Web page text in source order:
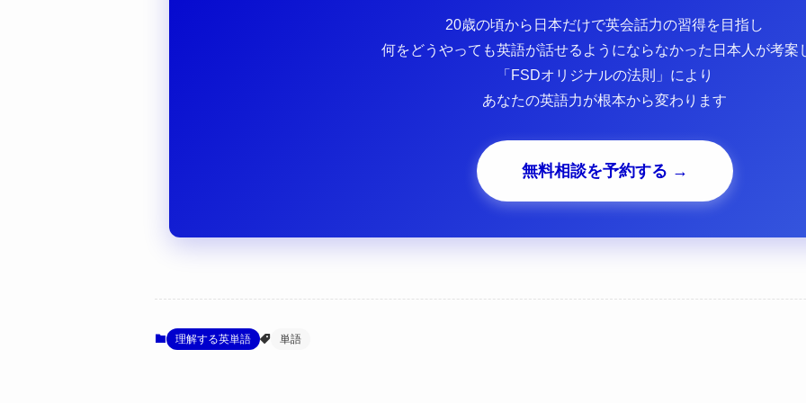
20歳の頃から日本だけで英会話力の習得を目指し
何をどうやっても英語が話せるようにならなかった日本人が考案
「FSDオリジナルの法則」により
あなたの英語力が根本から変わります
無料相談を予約する →
理解する英単語 単語